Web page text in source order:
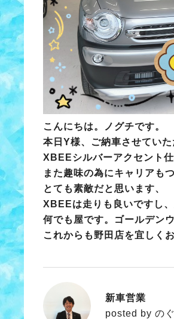
こんにちは。ノグチです。
本日Y様、ご納車させていた
XBEEシルバーアクセント
また趣味の為にキャリアも
とても素敵だと思います、
XBEEは走りも良いですし
何でも屋です。ゴールデン
これからも野田店を宜しく
のぐち
新車営業
posted by の